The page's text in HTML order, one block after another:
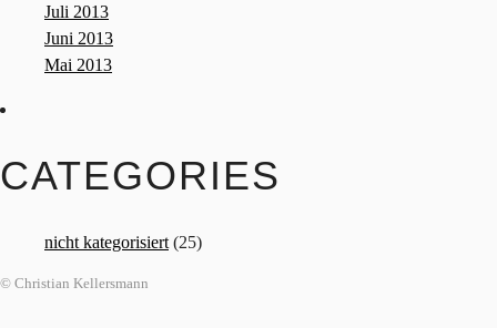
Juli 2013
Juni 2013
Mai 2013
CATEGORIES
nicht kategorisiert (25)
© Christian Kellersmann